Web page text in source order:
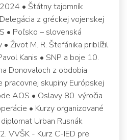
• Štátny tajomník
z gréckej vojenskej
• Poľsko – slovenská
Život M. R. Štefánika priblížil
Kanis • SNP a boje 10.
Donovaloch z obdobia
pracovnej skupiny Európskej
AOS • Oslavy 80. výročia
• Kurzy organizované
Urban Rusnák
VVŠK - Kurz C-IED pre